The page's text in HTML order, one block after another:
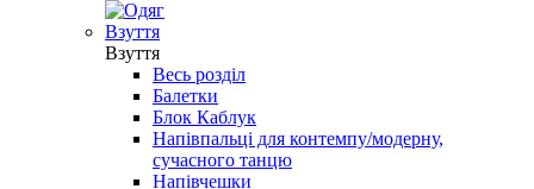
Взуття
Взуття
Весь розділ
Балетки
Блок Каблук
Напівпальці для контемпу/модерну,
сучасного танцю
Напівчешки